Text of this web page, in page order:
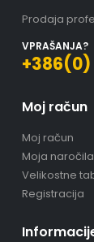
Prodaja
VPRAŠANJA?
+386(0)
Moj račun
Moj račun
Moja naročila
Velikostne
Registracija